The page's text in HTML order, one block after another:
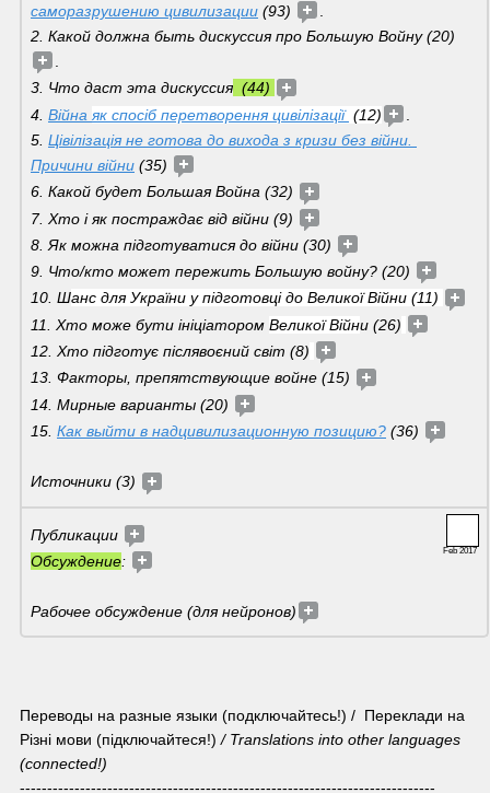
саморазрушению цивилизации (93)
2. Какой должна быть дискуссия про Большую Войну (20)
3. Что даст эта дискуссия
  (44)
4. Війна як спосіб перетворення цивілізації (12)
5. Цівілізація не готова до вихода з кризи без війни.
Причини війни (35)
6. Какой будет Большая Война (32)
7. Хто і як постраждає від війни (9)
8. Як можна підготуватися до війни (30)
9. Что/кто может пережить Большую войну? (20)
10. Шанс для України у підготовці до Великої Війни (11)
11. Хто може бути ініціатором Великої Війни (26)
12. Хто підготує післявоєний світ (8)
13. Факторы, препятствующие войне (15)
14. Мирные варианты (20)
15. Как выйти в надцивилизационную позицию? (36)
Источники (3)
Feb 2017
Публикации
Обсуждение:
Рабочее обсуждение (для нейронов)
Переводы на разные языки (подключайтесь!) /  Переклади на
Різні мови (підключайтеся!) / Translations into other languages
(connected!)
----------------------------------------------------------------------------